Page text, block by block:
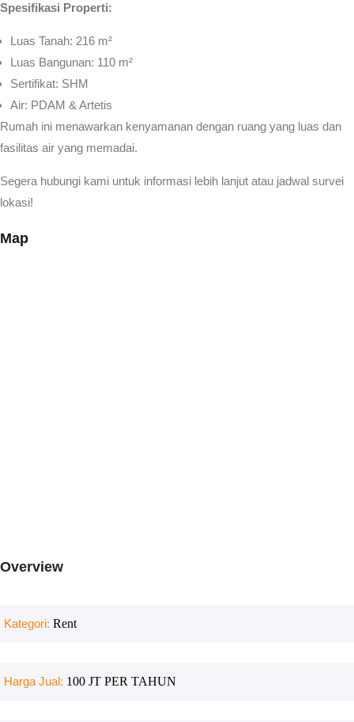
Spesifikasi Properti:
Luas Tanah: 216 m²
Luas Bangunan: 110 m²
Sertifikat: SHM
Air: PDAM & Artetis
Rumah ini menawarkan kenyamanan dengan ruang yang luas dan
fasilitas air yang memadai.
Segera hubungi kami untuk informasi lebih lanjut atau jadwal survei
lokasi!
Map
Overview
Kategori: Rent
Harga Jual: 100 JT PER TAHUN